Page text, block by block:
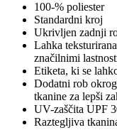
100-% poliester
Standardni kroj
Ukrivljen zadnji
Lahka
značilnimi
Etiketa, ki se
Dodatni rob
tkanine za lepši
UV-zaščita UPF
Raztegljiva